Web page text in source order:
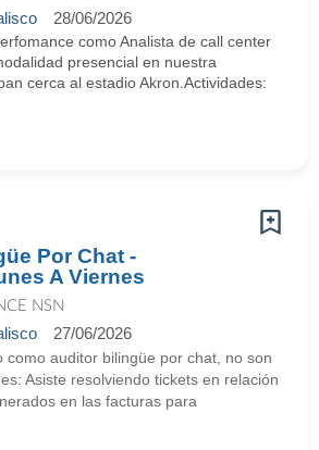
28/06/2026
como Analista de call center
presencial en nuestra
cerca al estadio Akron.Actividades:
Por Chat -
A Viernes
NSN
27/06/2026
como auditor bilingüe por chat, no son
Asiste resolviendo tickets en relación
en las facturas para